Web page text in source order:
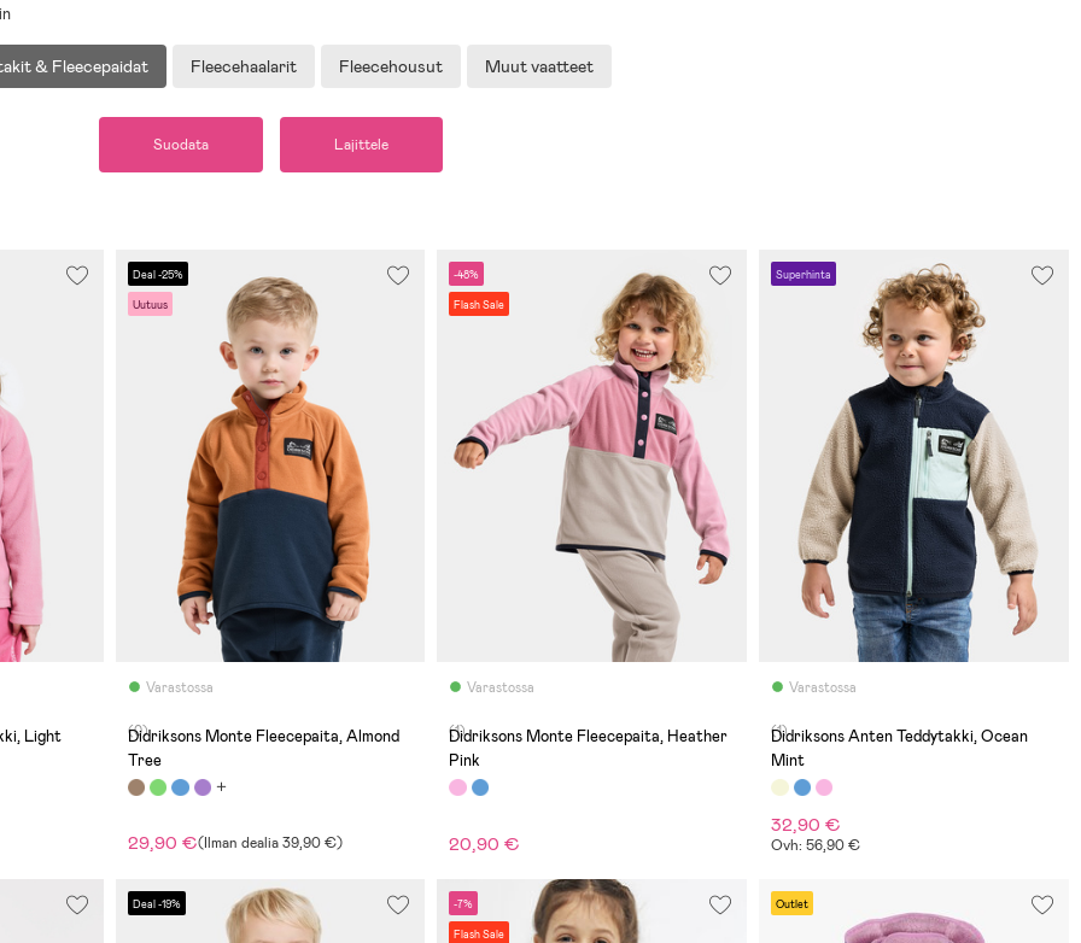
& Fleecepaidat Fleecehaalarit Fleecehousut Muut vaatteet
Suodata Lajittele
Light
Deal -25%
Uutuus
Varastossa
(0)
Didriksons Monte Fleecepaita, Almond
Tree
29,90 €(Ilman dealia 39,90 €)
-48%
Flash Sale
Varastossa
(1)
Didriksons Monte Fleecepaita, Heather
Pink
20,90 €
Superhinta
Varastossa
(1)
Didriksons Anten Teddytakki, Ocean
Mint
32,90 €
Ovh: 56,90 €
Deal -19% -7%
Flash Sale
Outlet